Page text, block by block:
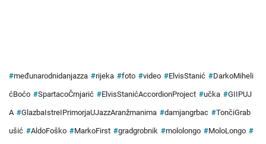
#međunarodnidanjazza #rijeka #foto #video #ElvisStanić #DarkoMiheli
ćBoćo #SpartacoČrnjarić #ElvisStanićAccordionProject #učka #GIIPUJ
A #GlazbaIstreIPrimorjaUJazzAranžmanima #damjangrbac #TončiGrab
ušić #AldoFoško #MarkoFirst #gradgrobnik #mololongo #MoloLongo #